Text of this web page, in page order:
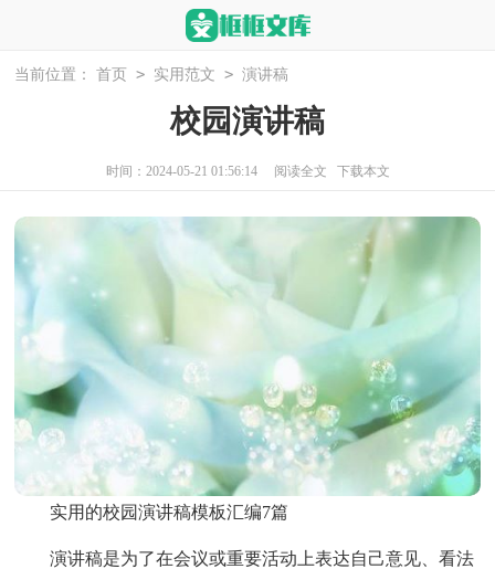
当前位置： 首页 > 实用范文 > 演讲稿
校园演讲稿
时间：2024-05-21 01:56:14 阅读全文 下载本文
实用的校园演讲稿模板汇编7篇
演讲稿是为了在会议或重要活动上表达自己意见、看法